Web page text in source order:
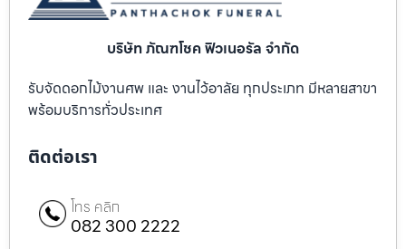
บริษัท ภัณฑโชค ฟิวเนอรัล จำกัด
รับจัดดอกไม้งานศพ และ งานไว้อาลัย ทุกประเภท มีหลายสาขา
พร้อมบริการทั่วประเทศ
ติดต่อเรา
โทร คลิก
082 300 2222